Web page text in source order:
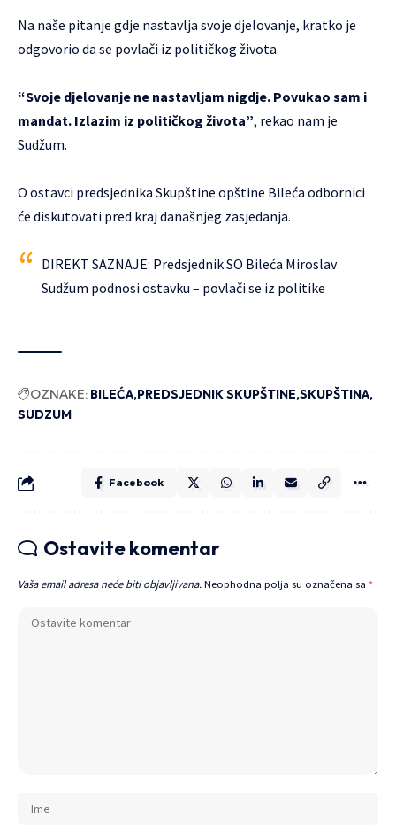
Na naše pitanje gdje nastavlja svoje djelovanje, kratko je
odgovorio da se povlači iz političkog života.
“Svoje djelovanje ne nastavljam nigdje. Povukao sam i
mandat. Izlazim iz političkog života”, rekao nam je
Sudžum.
O ostavci predsjednika Skupštine opštine Bileća odbornici
će diskutovati pred kraj današnjeg zasjedanja.
DIREKT SAZNAJE: Predsjednik SO Bileća Miroslav
Sudžum podnosi ostavku – povlači se iz politike
OZNAKE: BILEĆA PREDSJEDNIK SKUPŠTINE SKUPŠTINA
SUDZUM
Facebook
Ostavite komentar
Vaša email adresa neće biti objavljivana. Neophodna polja su označena sa *